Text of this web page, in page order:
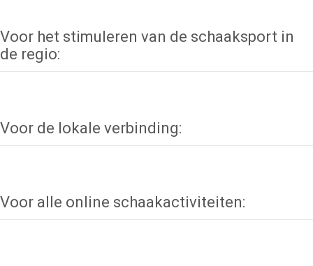
Voor het stimuleren van de schaaksport in
de regio:
Voor de lokale verbinding:
Voor alle online schaakactiviteiten: